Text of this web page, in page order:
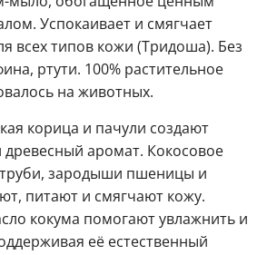
Успокаивает и смягчает
всех типов кожи (Тридоша). Без
ртути. 100% растительное
на животных.
корица и пачули создают
аромат. Кокосовое
зародыши пшеницы и
питают и смягчают кожу.
кокума помогают увлажнить и
её естественный